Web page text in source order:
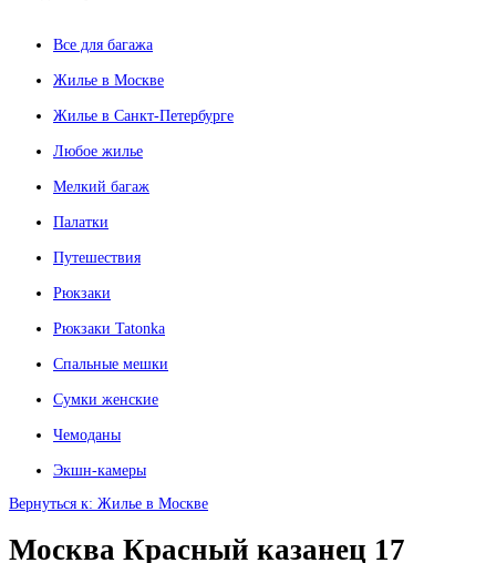
Все для багажа
Жилье в Москве
Жилье в Санкт-Петербурге
Любое жилье
Мелкий багаж
Палатки
Путешествия
Рюкзаки
Рюкзаки Tatonka
Спальные мешки
Сумки женские
Чемоданы
Экшн-камеры
Вернуться к: Жилье в Москве
Москва Красный казанец 17